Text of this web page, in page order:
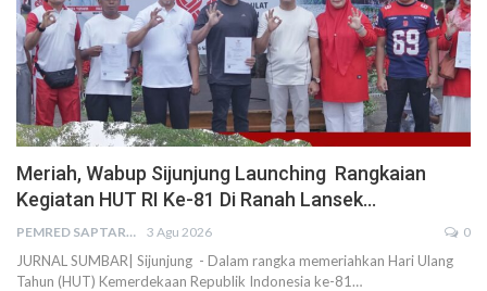
Meriah, Wabup Sijunjung Launching Rangkaian
Kegiatan HUT RI Ke-81 Di Ranah Lansek…
PEMRED SAPTARIUS 3 Agu 2026 0
JURNAL SUMBAR| Sijunjung - Dalam rangka memeriahkan Hari Ulang
Tahun (HUT) Kemerdekaan Republik Indonesia ke-81…